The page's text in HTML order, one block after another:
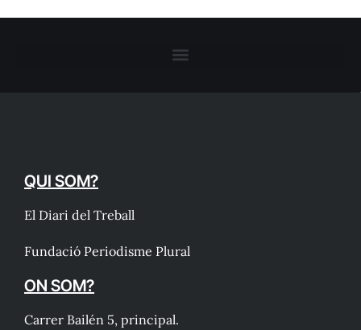
QUI SOM?
El Diari del Treball
Fundació Periodisme Plural
ON SOM?
Carrer Bailén 5, principal.